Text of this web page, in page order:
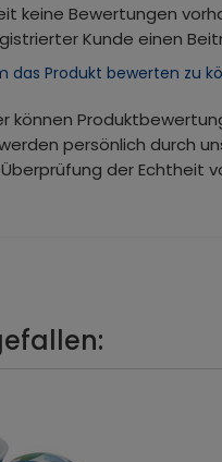
keine Bewertungen
Kunde einen
das Produkt bewerten zu
können
persönlich durch
der Echtheit